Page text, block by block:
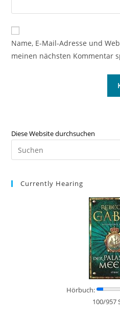
Name, E-Mail-Adresse und
meinen nächsten Kommentar
Diese Website durchsuchen
Currently Hearing
Hörbuch:
100/957